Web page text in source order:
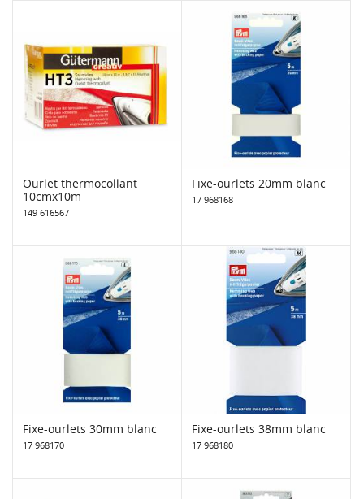
Ourlet thermocollant
10cmx10m
149 616567
Fixe-ourlets 20mm blanc
17 968168
Fixe-ourlets 30mm blanc
17 968170
Fixe-ourlets 38mm blanc
17 968180